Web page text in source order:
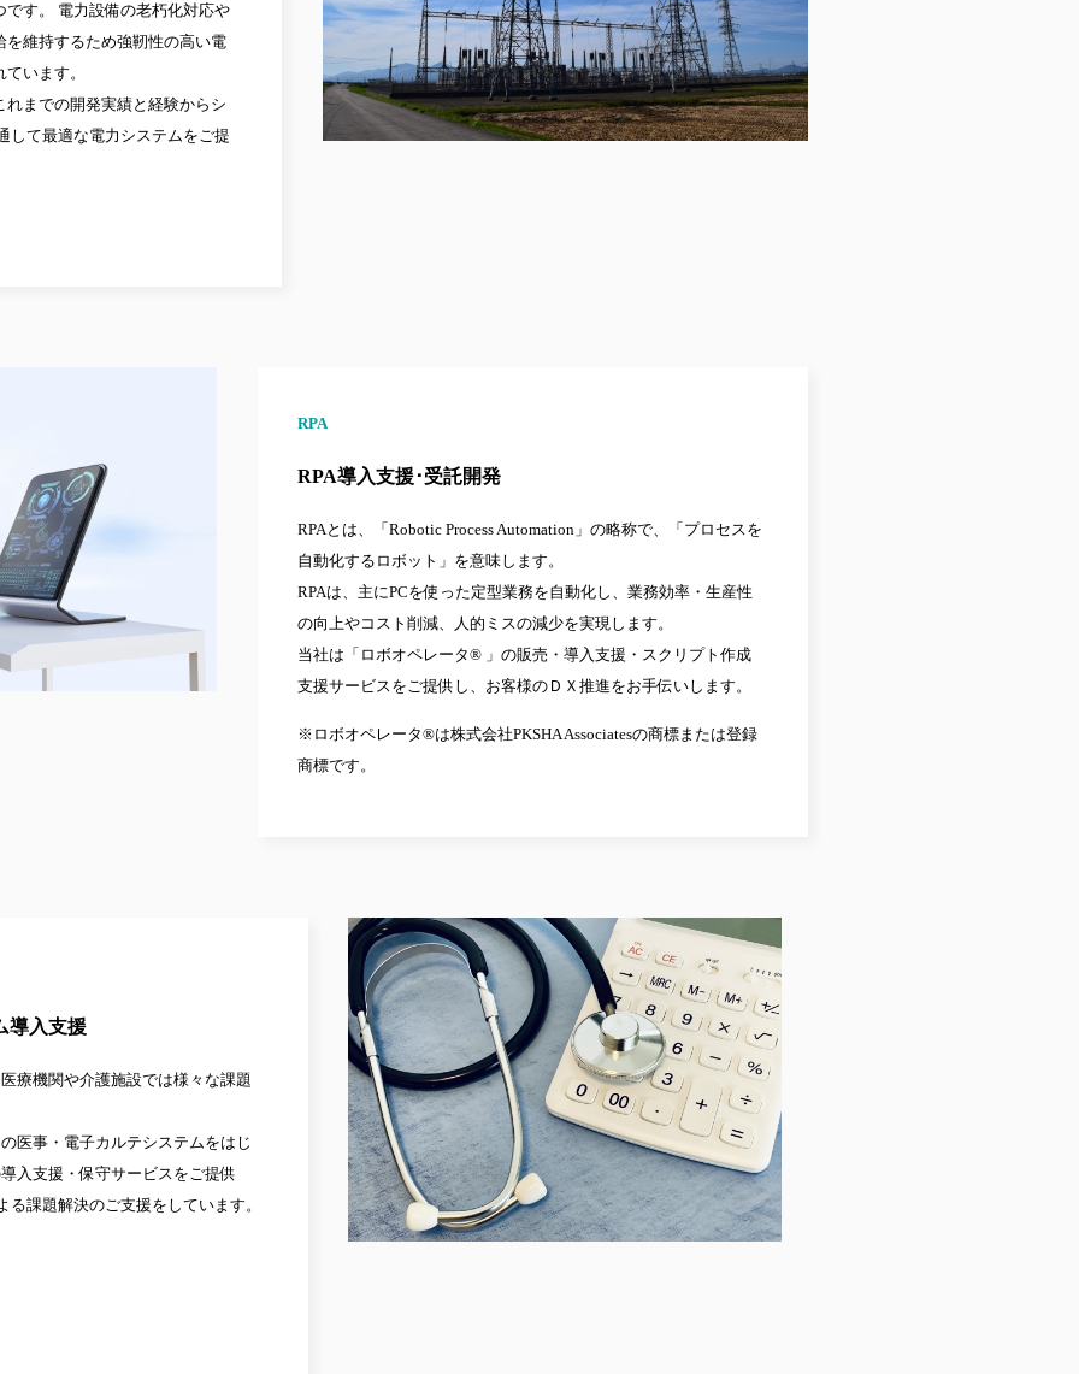
す。 電力設備の老朽化対応や
維持するため強靭性の高い電
います。
までの開発実績と経験からシ
して最適な電力システムをご提
RPA
RPA導入支援･受託開発
RPAとは、「Robotic Process Automation」の略称で、「プロセスを
自動化するロボット」を意味します。
RPAは、主にPCを使った定型業務を自動化し、業務効率・生産性
の向上やコスト削減、人的ミスの減少を実現します。
当社は「ロボオペレータ® 」の販売・導入支援・スクリプト作成
支援サービスをご提供し、お客様のＤＸ推進をお手伝いします。
※ロボオペレータ®は株式会社PKSHA Associatesの商標または登録
商標です。
導入支援
療機関や介護施設では様々な課題
医事・電子カルテシステムをはじ
入支援・保守サービスをご提供
課題解決のご支援をしています。